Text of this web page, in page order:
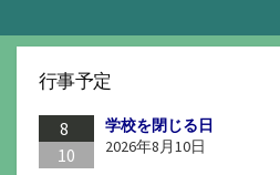
行事予定
8
10
学校を閉じる日
2026年8月10日